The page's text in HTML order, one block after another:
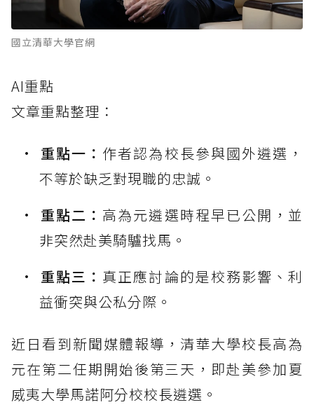
國立清華大學官網
AI重點
文章重點整理：
重點一： 作者認為校長參與國外遴選，
不等於缺乏對現職的忠誠。
重點二： 高為元遴選時程早已公開，並
非突然赴美騎驢找馬。
重點三： 真正應討論的是校務影響、利
益衝突與公私分際。
近日看到新聞媒體報導，清華大學校長高為
元在第二任期開始後第三天，即赴美參加夏
威夷大學馬諾阿分校校長遴選。